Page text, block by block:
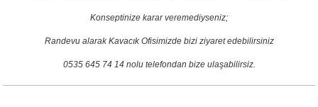
Konseptinize karar veremediyseniz;
Randevu alarak Kavacık Ofisimizde bizi ziyaret edebilirsiniz
0535 645 74 14 nolu telefondan bize ulaşabilirsiz.